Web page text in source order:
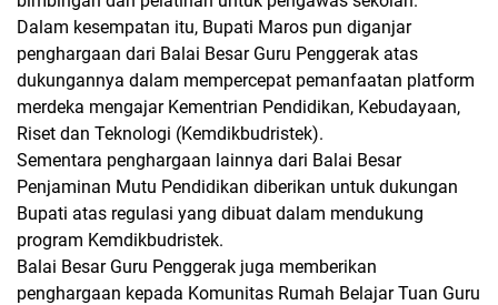
Dalam kesempatan itu, Bupati Maros pun diganjar
penghargaan dari Balai Besar Guru Penggerak atas
dukungannya dalam mempercepat pemanfaatan platform
merdeka mengajar Kementrian Pendidikan, Kebudayaan,
Riset dan Teknologi (Kemdikbudristek).
Sementara penghargaan lainnya dari Balai Besar
Penjaminan Mutu Pendidikan diberikan untuk dukungan
Bupati atas regulasi yang dibuat dalam mendukung
program Kemdikbudristek.
Balai Besar Guru Penggerak juga memberikan
penghargaan kepada Komunitas Rumah Belajar Tuan Guru